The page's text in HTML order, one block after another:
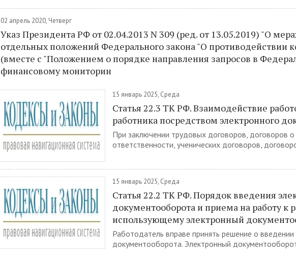
02 апрель 2020, Четверг
Указ Президента РФ от 02.04.2013 N 309 (ред. от 13.05.2019) "О
отдельных положений Федерального закона "О противодействии
(вместе с "Положением о порядке направления запросов в
финансовому мониторин
15 январь 2025, Среда
Статья 22.3 ТК РФ. Взаимодействие
работника посредством электронного
При заключении трудовых договоров, договоров
ответственности, ученических договоров,
15 январь 2025, Среда
Статья 22.2 ТК РФ. Порядок введения
документооборота и приема на работу к
использующему электронный
Работодатель вправе принять решение о введении
документооборота. Электронный